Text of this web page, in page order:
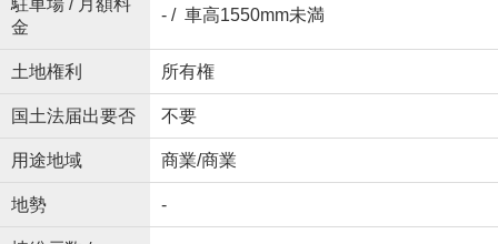
駐車場 / 月額料
金
- / 車高1550mm未満
土地権利 所有権
国土法届出要否 不要
用途地域 商業/商業
地勢 -